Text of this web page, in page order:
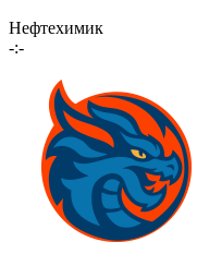
Нефтехимик
-:-